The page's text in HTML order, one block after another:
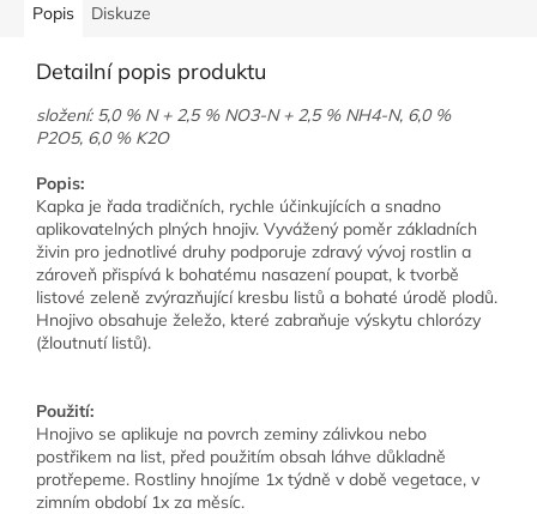
Popis Diskuze
Detailní popis produktu
složení: 5,0 % N + 2,5 % NO3-N + 2,5 % NH4-N, 6,0 %
P2O5, 6,0 % K2O
Popis:
Kapka je řada tradičních, rychle účinkujících a snadno
aplikovatelných plných hnojiv. Vyvážený poměr základních
živin pro jednotlivé druhy podporuje zdravý vývoj rostlin a
zároveň přispívá k bohatému nasazení poupat, k tvorbě
listové zeleně zvýrazňující kresbu listů a bohaté úrodě plodů.
Hnojivo obsahuje želežo, které zabraňuje výskytu chlorózy
(žloutnutí listů).
Použití:
Hnojivo se aplikuje na povrch zeminy zálivkou nebo
postřikem na list, před použitím obsah láhve důkladně
protřepeme. Rostliny hnojíme 1x týdně v době vegetace, v
zimním období 1x za měsíc.